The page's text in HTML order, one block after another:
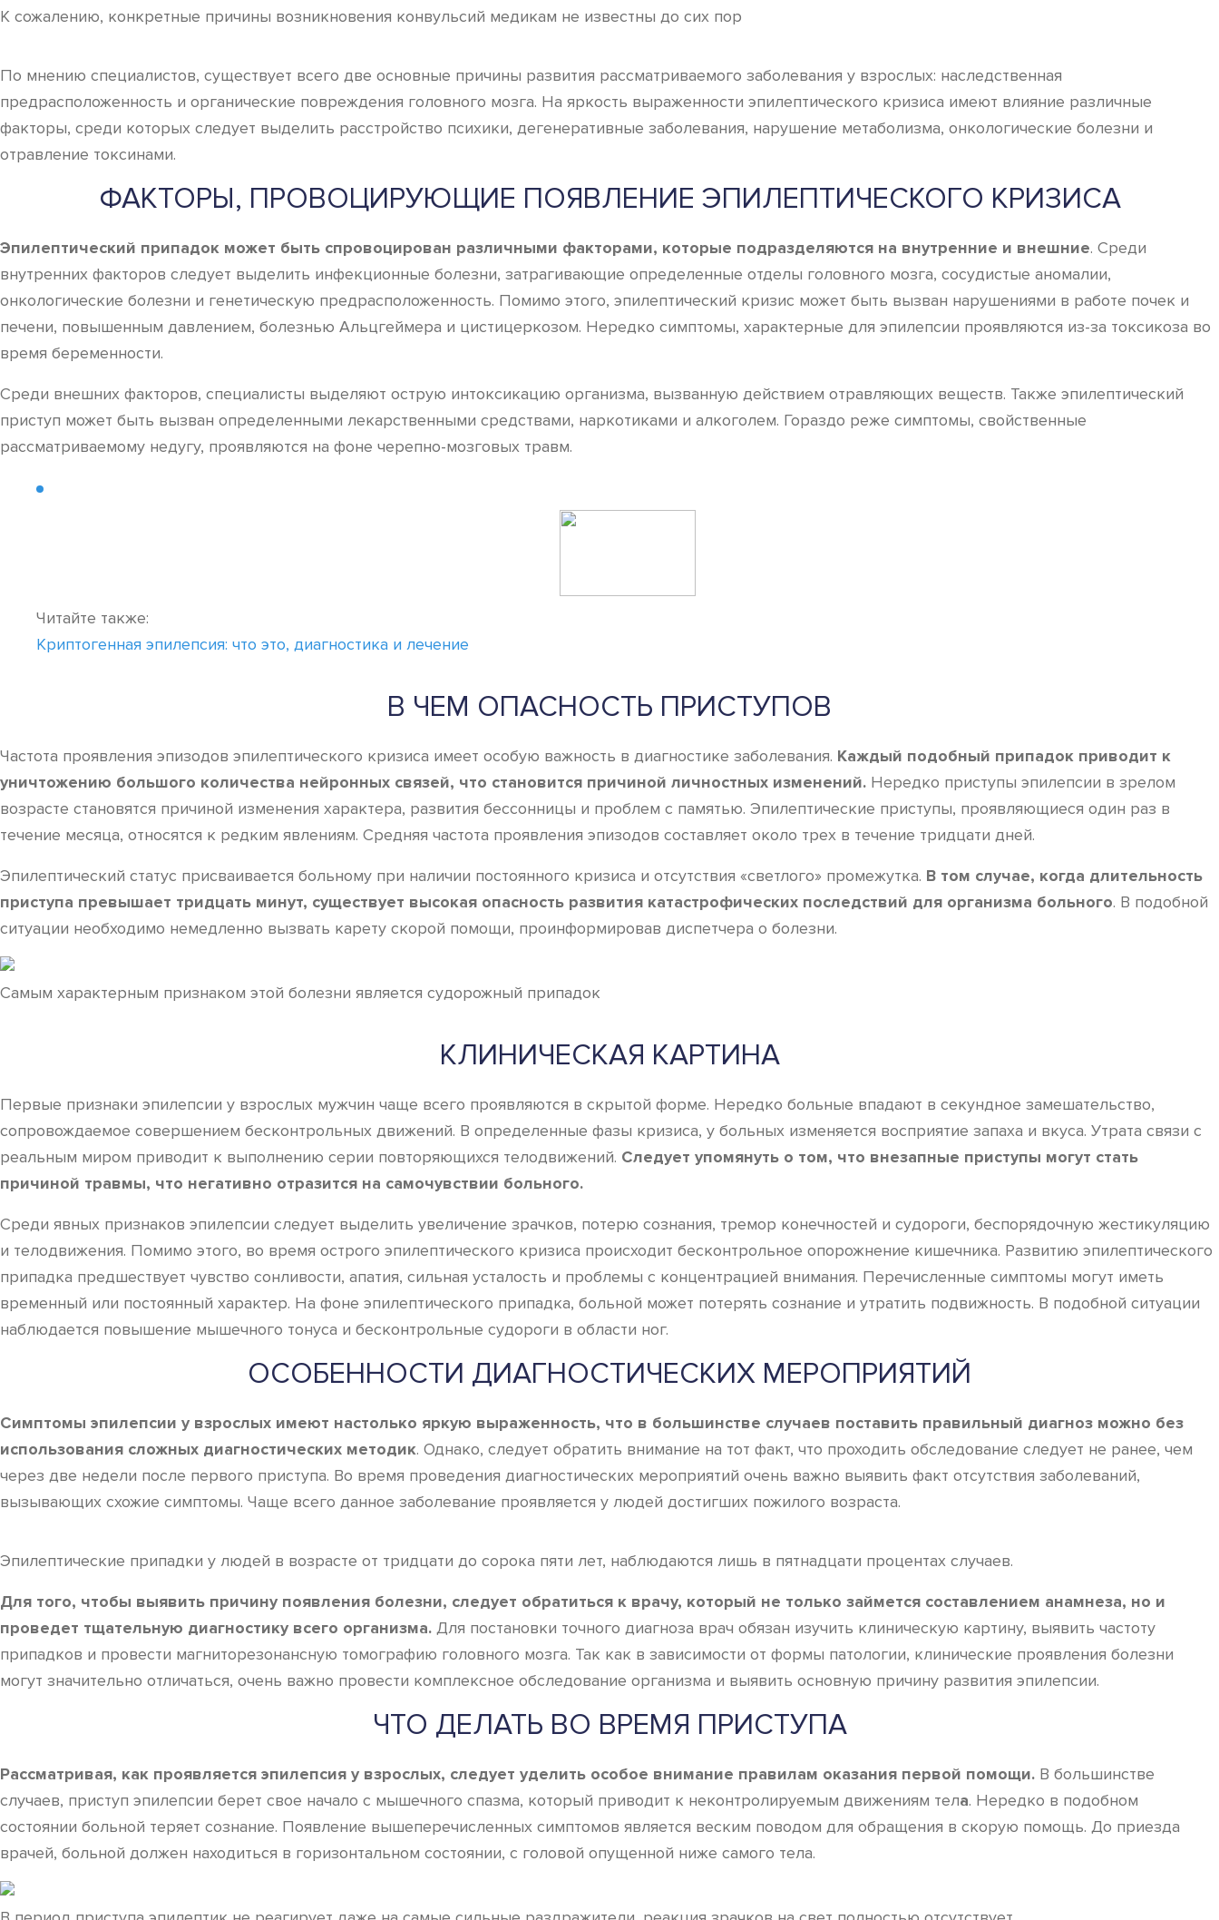
К сожалению, конкретные причины возникновения конвульсий медикам не известны до сих пор
По мнению специалистов, существует всего две основные причины развития рассматриваемого заболевания у взрослых: наследственная
предрасположенность и органические повреждения головного мозга. На яркость выраженности эпилептического кризиса имеют влияние различные
факторы, среди которых следует выделить расстройство психики, дегенеративные заболевания, нарушение метаболизма, онкологические болезни и
отравление токсинами.
ФАКТОРЫ, ПРОВОЦИРУЮЩИЕ ПОЯВЛЕНИЕ ЭПИЛЕПТИЧЕСКОГО КРИЗИСА
Эпилептический припадок может быть спровоцирован различными факторами, которые подразделяются на внутренние и внешние. Среди
внутренних факторов следует выделить инфекционные болезни, затрагивающие определенные отделы головного мозга, сосудистые аномалии,
онкологические болезни и генетическую предрасположенность. Помимо этого, эпилептический кризис может быть вызван нарушениями в работе почек и
печени, повышенным давлением, болезнью Альцгеймера и цистицеркозом. Нередко симптомы, характерные для эпилепсии проявляются из-за токсикоза во
время беременности.
Среди внешних факторов, специалисты выделяют острую интоксикацию организма, вызванную действием отравляющих веществ. Также эпилептический
приступ может быть вызван определенными лекарственными средствами, наркотиками и алкоголем. Гораздо реже симптомы, свойственные
рассматриваемому недугу, проявляются на фоне черепно-мозговых травм.
Читайте также:
Криптогенная эпилепсия: что это, диагностика и лечение
В ЧЕМ ОПАСНОСТЬ ПРИСТУПОВ
Частота проявления эпизодов эпилептического кризиса имеет особую важность в диагностике заболевания. Каждый подобный припадок приводит к
уничтожению большого количества нейронных связей, что становится причиной личностных изменений. Нередко приступы эпилепсии в зрелом
возрасте становятся причиной изменения характера, развития бессонницы и проблем с памятью. Эпилептические приступы, проявляющиеся один раз в
течение месяца, относятся к редким явлениям. Средняя частота проявления эпизодов составляет около трех в течение тридцати дней.
Эпилептический статус присваивается больному при наличии постоянного кризиса и отсутствия «светлого» промежутка. В том случае, когда длительность
приступа превышает тридцать минут, существует высокая опасность развития катастрофических последствий для организма больного. В подобной
ситуации необходимо немедленно вызвать карету скорой помощи, проинформировав диспетчера о болезни.
Самым характерным признаком этой болезни является судорожный припадок
КЛИНИЧЕСКАЯ КАРТИНА
Первые признаки эпилепсии у взрослых мужчин чаще всего проявляются в скрытой форме. Нередко больные впадают в секундное замешательство,
сопровождаемое совершением бесконтрольных движений. В определенные фазы кризиса, у больных изменяется восприятие запаха и вкуса. Утрата связи с
реальным миром приводит к выполнению серии повторяющихся телодвижений. Следует упомянуть о том, что внезапные приступы могут стать
причиной травмы, что негативно отразится на самочувствии больного.
Среди явных признаков эпилепсии следует выделить увеличение зрачков, потерю сознания, тремор конечностей и судороги, беспорядочную жестикуляцию
и телодвижения. Помимо этого, во время острого эпилептического кризиса происходит бесконтрольное опорожнение кишечника. Развитию эпилептического
припадка предшествует чувство сонливости, апатия, сильная усталость и проблемы с концентрацией внимания. Перечисленные симптомы могут иметь
временный или постоянный характер. На фоне эпилептического припадка, больной может потерять сознание и утратить подвижность. В подобной ситуации
наблюдается повышение мышечного тонуса и бесконтрольные судороги в области ног.
ОСОБЕННОСТИ ДИАГНОСТИЧЕСКИХ МЕРОПРИЯТИЙ
Симптомы эпилепсии у взрослых имеют настолько яркую выраженность, что в большинстве случаев поставить правильный диагноз можно без
использования сложных диагностических методик. Однако, следует обратить внимание на тот факт, что проходить обследование следует не ранее, чем
через две недели после первого приступа. Во время проведения диагностических мероприятий очень важно выявить факт отсутствия заболеваний,
вызывающих схожие симптомы. Чаще всего данное заболевание проявляется у людей достигших пожилого возраста.
Эпилептические припадки у людей в возрасте от тридцати до сорока пяти лет, наблюдаются лишь в пятнадцати процентах случаев.
Для того, чтобы выявить причину появления болезни, следует обратиться к врачу, который не только займется составлением анамнеза, но и
проведет тщательную диагностику всего организма. Для постановки точного диагноза врач обязан изучить клиническую картину, выявить частоту
припадков и провести магниторезонансную томографию головного мозга. Так как в зависимости от формы патологии, клинические проявления болезни
могут значительно отличаться, очень важно провести комплексное обследование организма и выявить основную причину развития эпилепсии.
ЧТО ДЕЛАТЬ ВО ВРЕМЯ ПРИСТУПА
Рассматривая, как проявляется эпилепсия у взрослых, следует уделить особое внимание правилам оказания первой помощи. В большинстве
случаев, приступ эпилепсии берет свое начало с мышечного спазма, который приводит к неконтролируемым движениям тела. Нередко в подобном
состоянии больной теряет сознание. Появление вышеперечисленных симптомов является веским поводом для обращения в скорую помощь. До приезда
врачей, больной должен находиться в горизонтальном состоянии, с головой опущенной ниже самого тела.